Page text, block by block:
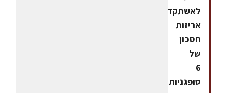
לאשתקד.
אריזות
חסכון
של
6
סופגניות